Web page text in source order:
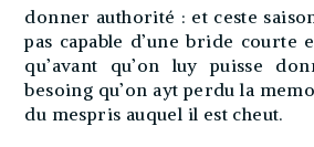
donner authorité : et ceste
pas capable d’une bride courte
qu’avant qu’on luy puisse
besoing qu’on ayt perdu la
du mespris auquel il est cheut.